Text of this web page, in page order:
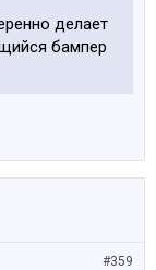
делает
бампер
#359